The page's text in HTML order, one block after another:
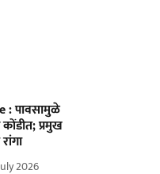
: पावसामुळे
प्रमुख
2026